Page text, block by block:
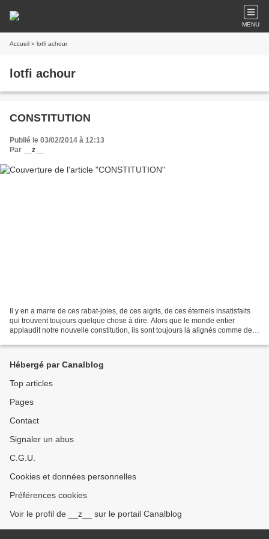
MENU
Accueil » lotfi achour
lotfi achour
CONSTITUTION
Publié le 03/02/2014 à 12:13
Par
__z__
Il y en a marre de ces rabat-joies, de ces aigris, de ces éternels insatisfaits
qui trouvent toujours quelque chose à dire. Alors que le monde entier
applaudit notre nouvelle constitution, ils sont toujours là alignés comme des
Hébergé par Canalblog
Top articles
Pages
Contact
Signaler un abus
C.G.U.
Cookies et données personnelles
Préférences cookies
Voir le profil de __z__ sur le portail Canalblog